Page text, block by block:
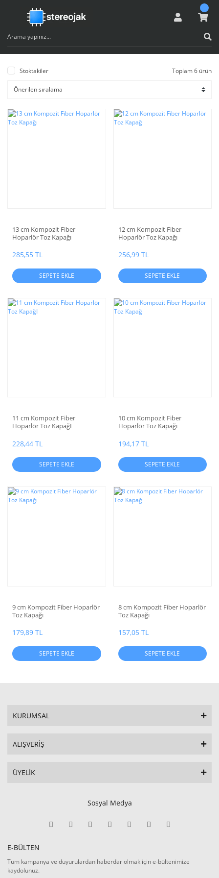
Stoktakiler Toplam 6 ürün
13 cm Kompozit Fiber
Hoparlör Toz Kapağı
285,55 TL
SEPETE EKLE
12 cm Kompozit Fiber
Hoparlör Toz Kapağı
256,99 TL
SEPETE EKLE
11 cm Kompozit Fiber
Hoparlör Toz KapağI
228,44 TL
SEPETE EKLE
10 cm Kompozit Fiber
Hoparlör Toz Kapağı
194,17 TL
SEPETE EKLE
9 cm Kompozit Fiber Hoparlör
Toz Kapağı
179,89 TL
SEPETE EKLE
8 cm Kompozit Fiber Hoparlör
Toz Kapağı
157,05 TL
SEPETE EKLE
KURUMSAL
ALIŞVERİŞ
ÜYELİK
Sosyal Medya
E-BÜLTEN
Tüm kampanya ve duyurulardan haberdar olmak için e-bültenimize
kaydolunuz.